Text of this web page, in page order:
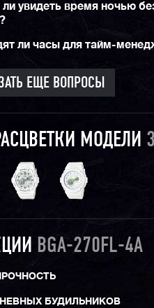
увидеть время ночью
ли часы для тайм-
ЕЩЕ ВОПРОСЫ
МОДЕЛИ 3
BGA-270FL-4A
БУДИЛЬНИКОВ